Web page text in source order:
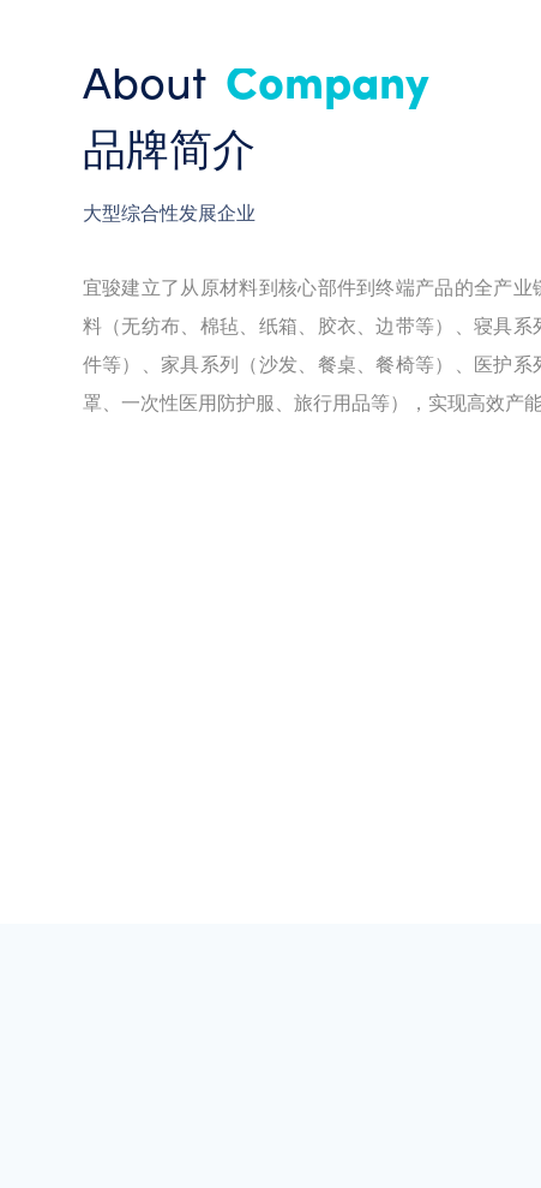
About Company
品牌简介
大型综合性发展企业
宜骏建立了从原材料到核心部件到终端产品的全产
料（无纺布、棉毡、纸箱、胶衣、边带等）、寝具
件等）、家具系列（沙发、餐桌、餐椅等）、医护系
罩、一次性医用防护服、旅行用品等），实现高效产